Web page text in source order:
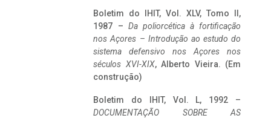
Boletim do IHIT, Vol. XLV, Tomo II,
1987 – Da poliorcética à fortificação
nos Açores – Introdução ao estudo do
sistema defensivo nos Açores nos
séculos XVI-XIX, Alberto Vieira. (Em
construção)
Boletim do IHIT, Vol. L, 1992 –
DOCUMENTAÇÃO SOBRE AS